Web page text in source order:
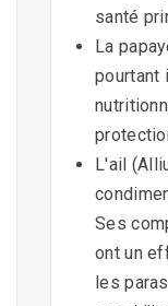
santé
La
pourtant
L'ail
Ses
ont un
les